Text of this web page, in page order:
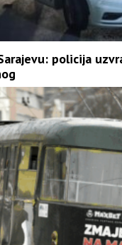
policija